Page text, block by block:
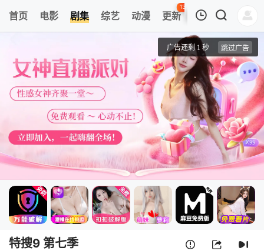
首页 电影 剧集 综艺 动漫 更新
133
热榜 APP
第1集
特搜9 第七季
特搜9 第七季